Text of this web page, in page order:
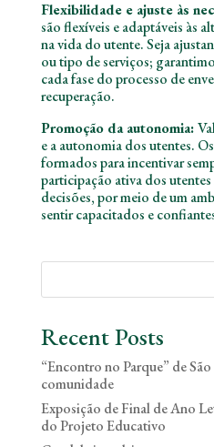
Flexibilidade e ajuste às
são flexíveis e adaptáveis às
na vida do utente. Seja
ou tipo de serviços;
cada fase do processo de
recuperação.
Promoção da autonomia:
e a autonomia dos utentes.
formados para incentivar
participação ativa dos utentes
decisões, por meio de um
sentir capacitados e
Recent Posts
“Encontro no Parque” de
comunidade
Exposição de Final de Ano
do Projeto Educativo